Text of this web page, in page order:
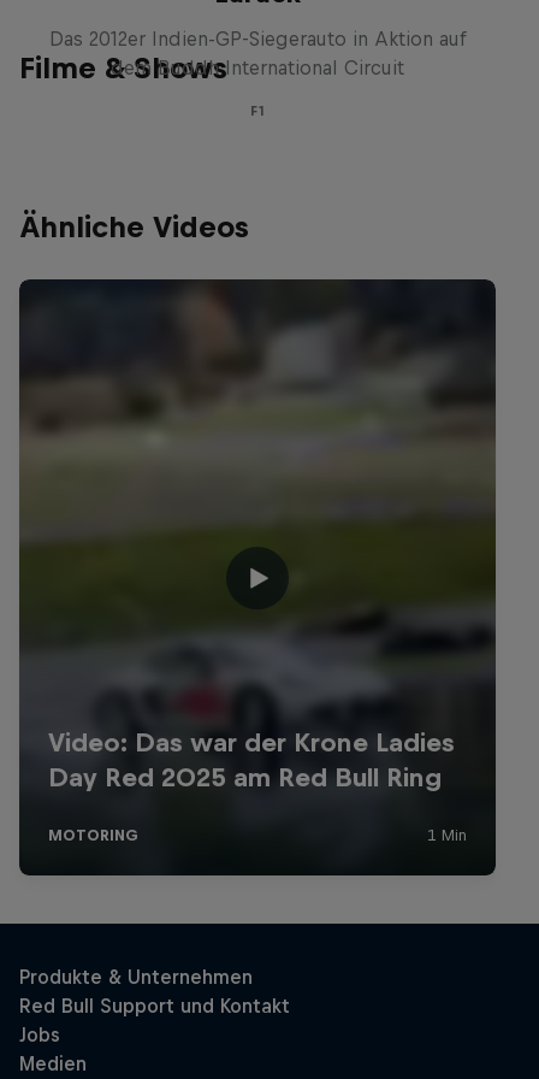
Filme & Shows
Das 2012er Indien-GP-Siegerauto in Aktion auf
dem Buddh International Circuit
F1
Ähnliche Videos